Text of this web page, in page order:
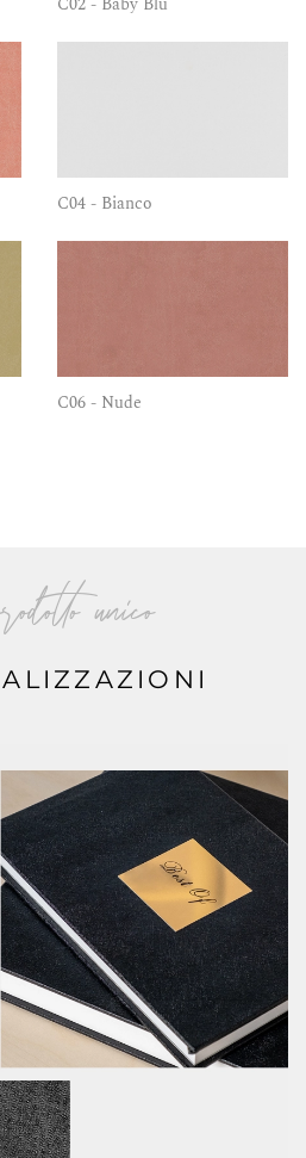
C04 - Bianco
C06 - Nude
unico